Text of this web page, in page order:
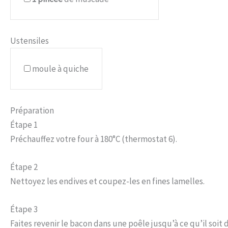
Ustensiles
moule à quiche
Préparation
Étape 1
Préchauffez votre four à 180°C (thermostat 6).
Étape 2
Nettoyez les endives et coupez-les en fines lamelles.
Étape 3
Faites revenir le bacon dans une poêle jusqu’à ce qu’il soit